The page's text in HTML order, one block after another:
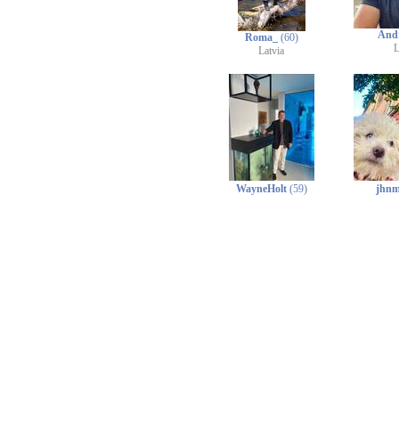
Roma_
(60)
Latvia
WayneHolt (59)